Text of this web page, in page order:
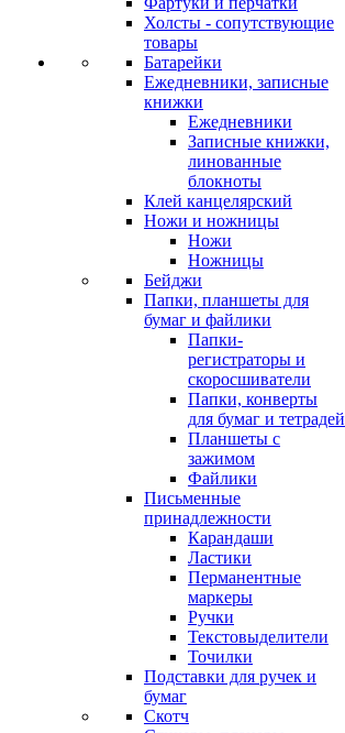
Холсты - сопутствующие
товары
Батарейки
Ежедневники, записные
книжки
Ежедневники
Записные книжки,
линованные
блокноты
Клей канцелярский
Ножи и ножницы
Ножи
Ножницы
Бейджи
Папки, планшеты для
бумаг и файлики
Папки-
регистраторы и
скоросшиватели
Папки, конверты
для бумаг и тетрадей
Планшеты с
зажимом
Файлики
Письменные
принадлежности
Карандаши
Ластики
Перманентные
маркеры
Ручки
Текстовыделители
Точилки
Подставки для ручек и
бумаг
Скотч